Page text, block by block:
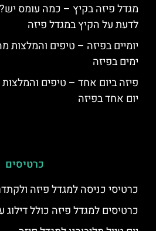
מגדל פיזה בקיץ – כמה עומס
לדעת על הקיץ במגדל פיזה
ימים בפיזה
פיזה ביום אחד – טיפים
יום אחד בפיזה
כרטיסים
כרטיסי כניסה למגדל פיזה
כרטיסים למגדל פיזה כולל